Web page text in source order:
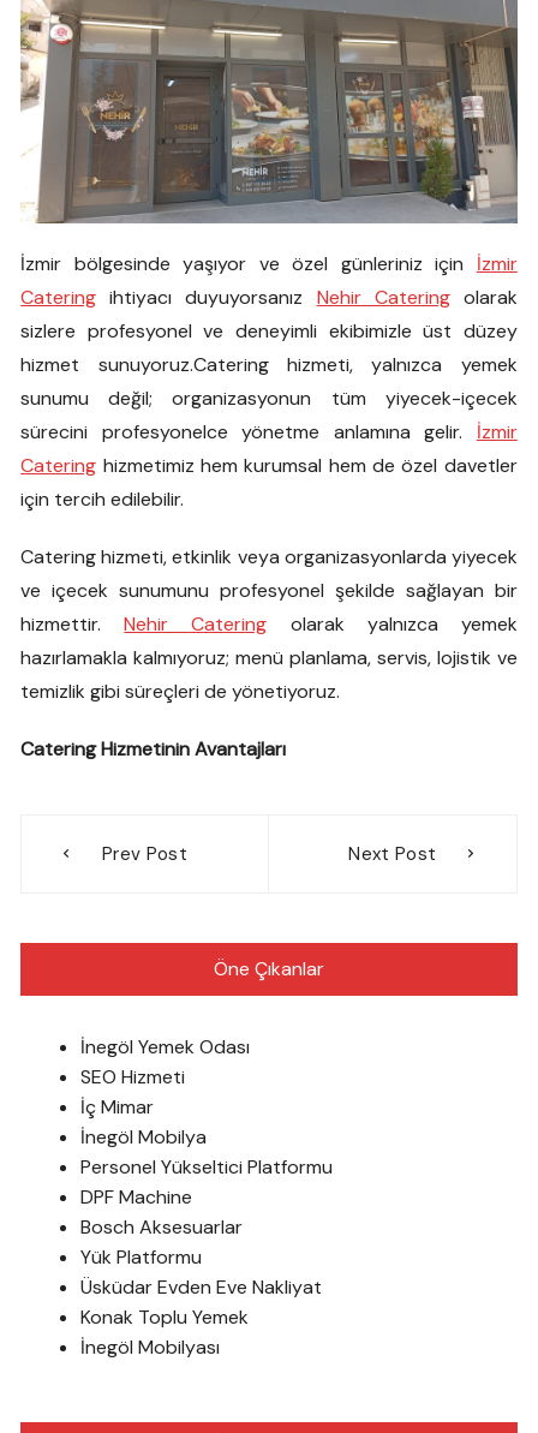
İzmir bölgesinde yaşıyor ve özel günleriniz için İzmir
Catering ihtiyacı duyuyorsanız Nehir Cateringolarak
sizlere profesyonel ve deneyimli ekibimizle üst düzey
hizmet sunuyoruz.Catering hizmeti, yalnızca yemek
sunumu değil; organizasyonun tüm yiyecek-içecek
sürecini profesyonelce yönetme anlamına gelir. İzmir
Catering hizmetimiz hem kurumsal hem de özel davetler
için tercih edilebilir.
Catering hizmeti, etkinlik veya organizasyonlarda yiyecek
ve içecek sunumunu profesyonel şekilde sağlayan bir
hizmettir.Nehir Catering olarak yalnızca yemek
hazırlamakla kalmıyoruz; menü planlama, servis, lojistik ve
temizlik gibi süreçleri de yönetiyoruz.
Catering Hizmetinin Avantajları
gezinmesi
Prev Post Next Post
Öne Çıkanlar
İnegöl Yemek Odası
SEO Hizmeti
İç Mimar
İnegöl Mobilya
Personel Yükseltici Platformu
DPF Machine
Bosch Aksesuarlar
Yük Platformu
Üsküdar Evden Eve Nakliyat
Konak Toplu Yemek
İnegöl Mobilyası